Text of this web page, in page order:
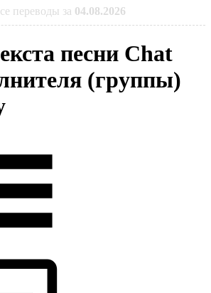
переводы за 04.08.2026
песни Chat
(группы)